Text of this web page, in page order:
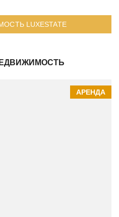
LUXESTATE
АРЕНДА